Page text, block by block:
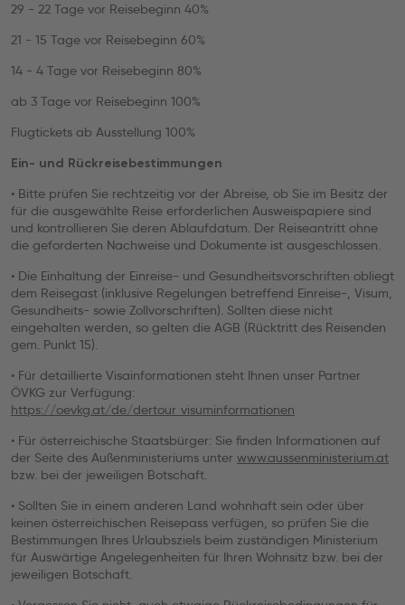
29 - 22 Tage vor Reisebeginn 40%
21 - 15 Tage vor Reisebeginn 60%
14 - 4 Tage vor Reisebeginn 80%
ab 3 Tage vor Reisebeginn 100%
Flugtickets ab Ausstellung 100%
Ein- und Rückreisebestimmungen
• Bitte prüfen Sie rechtzeitig vor der Abreise, ob Sie im Besitz der
für die ausgewählte Reise erforderlichen Ausweispapiere sind
und kontrollieren Sie deren Ablaufdatum. Der Reiseantritt ohne
die geforderten Nachweise und Dokumente ist ausgeschlossen.
• Die Einhaltung der Einreise- und Gesundheitsvorschriften obliegt
dem Reisegast (inklusive Regelungen betreffend Einreise-, Visum,
Gesundheits- sowie Zollvorschriften). Sollten diese nicht
eingehalten werden, so gelten die AGB (Rücktritt des Reisenden
gem. Punkt 15).
• Für detaillierte Visainformationen steht Ihnen unser Partner
ÖVKG zur Verfügung:
https://oevkg.at/de/dertour_visuminformationen
• Für österreichische Staatsbürger: Sie finden Informationen auf
der Seite des Außenministeriums unter www.aussenministerium.at
bzw. bei der jeweiligen Botschaft.
• Sollten Sie in einem anderen Land wohnhaft sein oder über
keinen österreichischen Reisepass verfügen, so prüfen Sie die
Bestimmungen Ihres Urlaubsziels beim zuständigen Ministerium
für Auswärtige Angelegenheiten für Ihren Wohnsitz bzw. bei der
jeweiligen Botschaft.